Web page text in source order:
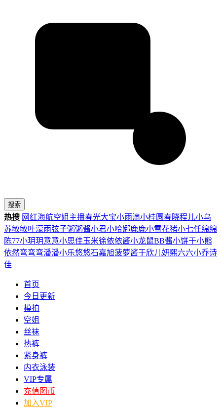
搜索
热搜 网红海航空姐 主播春光大宝小雨滴小桂圆春晓程儿小乌
苏敏敏叶濛雨弦子粥粥酱小君小哈娜鹿鹿小雪花猪小七任绵绵
陈77小玥玥意意小思佳玉米徐依依酱小龙鼠BB酱小饼干小熊
依然弯弯弯潘潘小乐悠悠石嘉旭菠萝酱于欣儿妍熙六六小乔诗
佳
首页
今日更新
模拍
空姐
丝袜
热裤
紧身裤
内衣泳装
VIP专属
充值图币
加入VIP